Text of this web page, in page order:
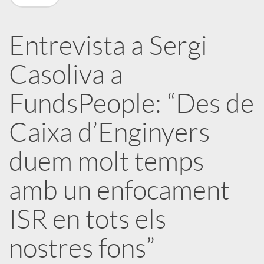
a
r
x
e
s
S
o
Entrevista a Sergi
Casoliva a
FundsPeople: “Des de
Caixa d’Enginyers
duem molt temps
amb un enfocament
ISR en tots els
nostres fons”